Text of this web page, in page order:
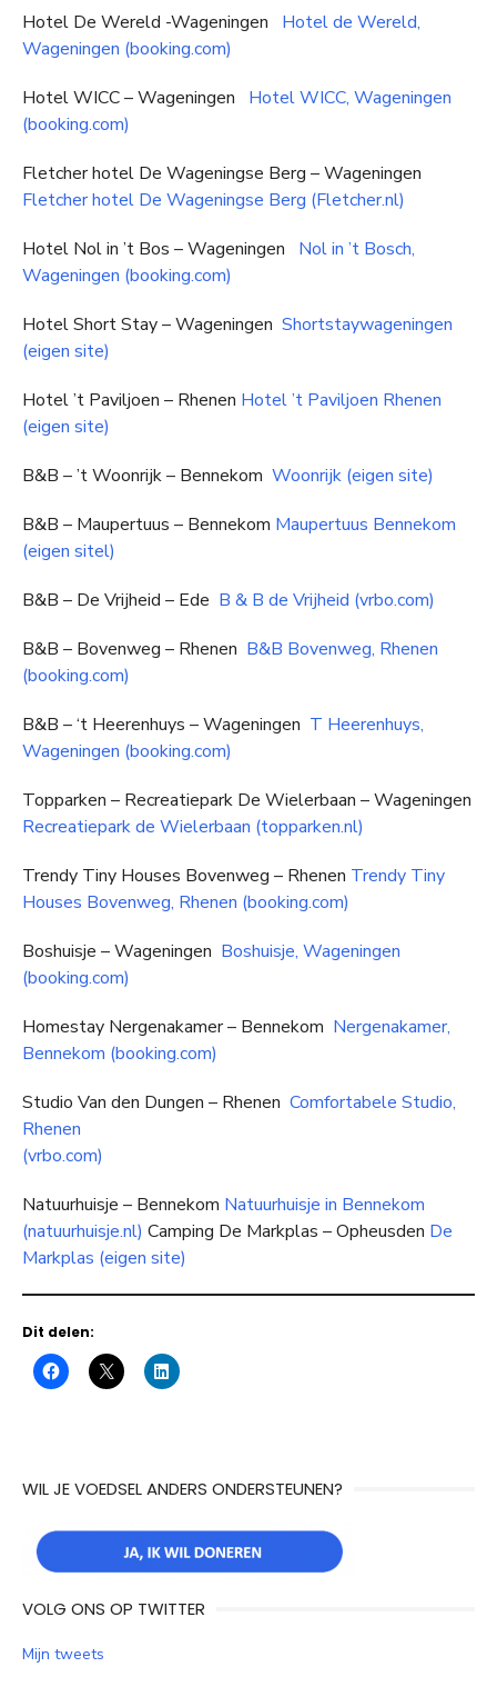
Hotel De Wereld -Wageningen Hotel de Wereld,
Wageningen (booking.com)
Hotel WICC – Wageningen Hotel WICC, Wageningen
(booking.com)
Fletcher hotel De Wageningse Berg – Wageningen
Fletcher hotel De Wageningse Berg (Fletcher.nl)
Hotel Nol in ’t Bos – Wageningen Nol in ’t Bosch,
Wageningen (booking.com)
Hotel Short Stay – Wageningen Shortstaywageningen
(eigen site)
Hotel ’t Paviljoen – Rhenen Hotel ’t Paviljoen Rhenen
(eigen site)
B&B – ’t Woonrijk – Bennekom Woonrijk (eigen site)
B&B – Maupertuus – Bennekom Maupertuus Bennekom
(eigen sitel)
B&B – De Vrijheid – Ede B & B de Vrijheid (vrbo.com)
B&B – Bovenweg – Rhenen B&B Bovenweg, Rhenen
(booking.com)
B&B – ‘t Heerenhuys – Wageningen T Heerenhuys,
Wageningen (booking.com)
Topparken – Recreatiepark De Wielerbaan – Wageningen
Recreatiepark de Wielerbaan (topparken.nl)
Trendy Tiny Houses Bovenweg – Rhenen Trendy Tiny
Houses Bovenweg, Rhenen (booking.com)
Boshuisje – Wageningen Boshuisje, Wageningen
(booking.com)
Homestay Nergenakamer – Bennekom Nergenakamer,
Bennekom (booking.com)
Studio Van den Dungen – Rhenen Comfortabele Studio,
Rhenen
(vrbo.com)
Natuurhuisje – Bennekom Natuurhuisje in Bennekom
(natuurhuisje.nl) Camping De Markplas – Opheusden De
Markplas (eigen site)
Dit delen:
WIL JE VOEDSEL ANDERS ONDERSTEUNEN?
VOLG ONS OP TWITTER
Mijn tweets